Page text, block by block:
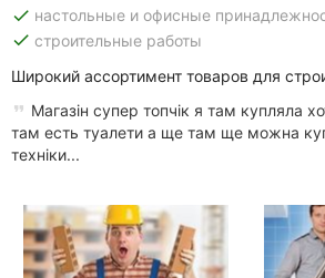
done настольные и офисные
done строительные работы
Широкий ассортимент товаров для
Магазін супер топчік я там купляла
там есть туалети а ще там ще можна
техніки...